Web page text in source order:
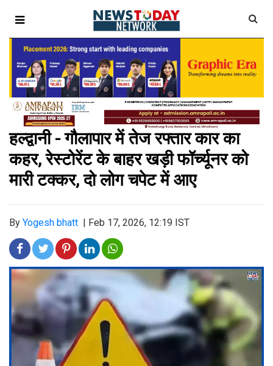
हल्द्वानी - गौलापार में तेज रफ्तार कार का
कहर, रेस्टोरेंट के बाहर खड़ी फॉर्च्यूनर को
मारी टक्कर, दो लोग चपेट में आए
By Yogesh bhatt Feb 17, 2026, 12:19 IST